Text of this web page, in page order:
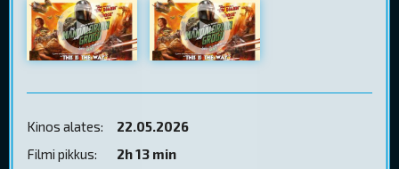
Kinos alates:
22.05.2026
Filmi pikkus:
2h 13 min